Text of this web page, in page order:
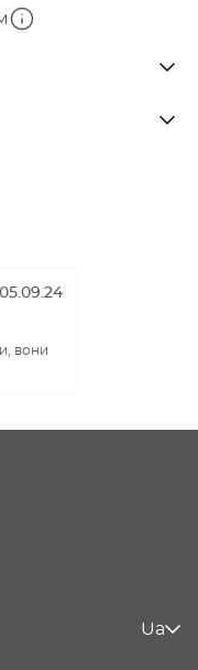
05.09.24
вони
Ua